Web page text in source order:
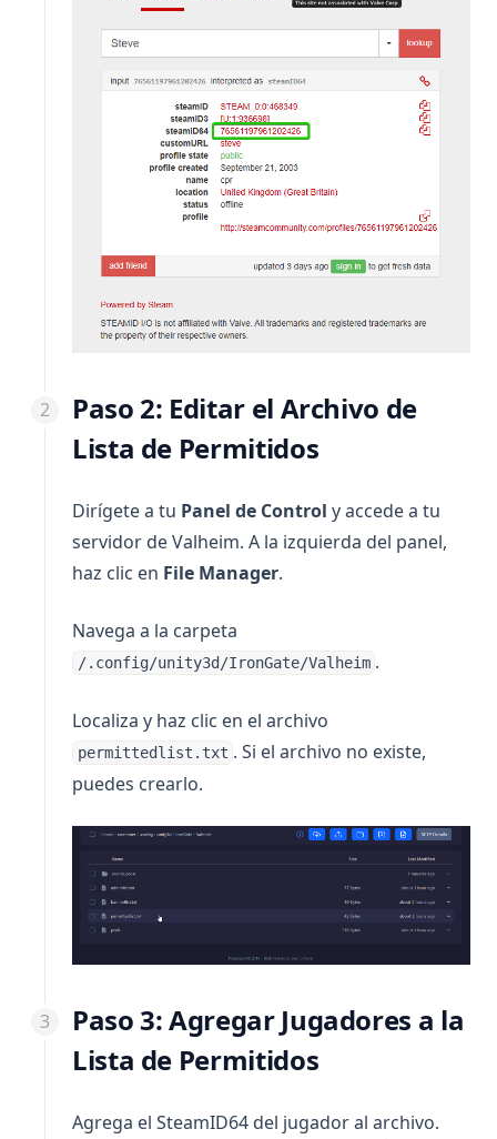
Paso 2: Editar el Archivo de
Lista de Permitidos
Dirígete a tu Panel de Control y accede a tu
servidor de Valheim. A la izquierda del panel,
haz clic en File Manager.
Navega a la carpeta
/.config/unity3d/IronGate/Valheim .
Localiza y haz clic en el archivo
permittedlist.txt . Si el archivo no existe,
puedes crearlo.
Paso 3: Agregar Jugadores a la
Lista de Permitidos
Agrega el SteamID64 del jugador al archivo.